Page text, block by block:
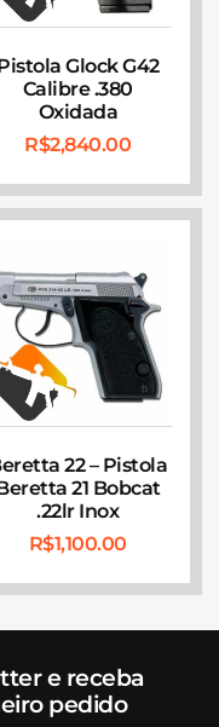
Glock G42
Calibre .380
Oxidada
R$2,840.00
22 – Pistola
21 Bobcat
.22lr Inox
R$1,100.00
e receba
pedido